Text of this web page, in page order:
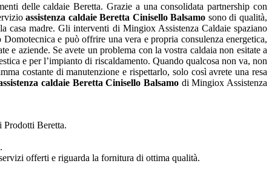
delle caldaie Beretta. Grazie a una consolidata partnership con
assistenza caldaie Beretta Cinisello Balsamo sono di qualità,
casa madre. Gli interventi di Mingiox Assistenza Caldaie spaziano
e può offrire una vera e propria consulenza energetica,
aziende. Se avete un problema con la vostra caldaia non esitate a
e per l’impianto di riscaldamento. Quando qualcosa non va, non
costante di manutenzione e rispettarlo, solo così avrete una resa
caldaie Beretta Cinisello Balsamo di Mingiox Assistenza
Prodotti Beretta.
offerti e riguarda la fornitura di ottima qualità.